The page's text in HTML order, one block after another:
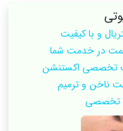
و با کیفیت
در خدمت شما
تخصصی اکستنشن
ناخن و ترمیم
تخصصی